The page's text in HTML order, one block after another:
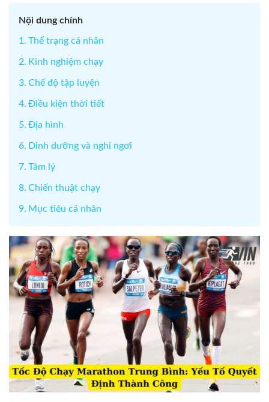
Nội dung chính
Thể trạng cá nhân
Kinh nghiệm chạy
Chế độ tập luyện
Điều kiện thời tiết
Địa hình
Dinh dưỡng và nghỉ ngơi
Tâm lý
Chiến thuật chạy
Mục tiêu cá nhân